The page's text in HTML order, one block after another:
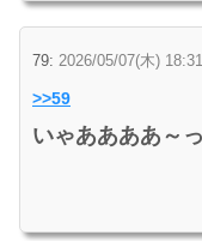
79: 2026/05/07(木)
>>59
いゃああああ～っ